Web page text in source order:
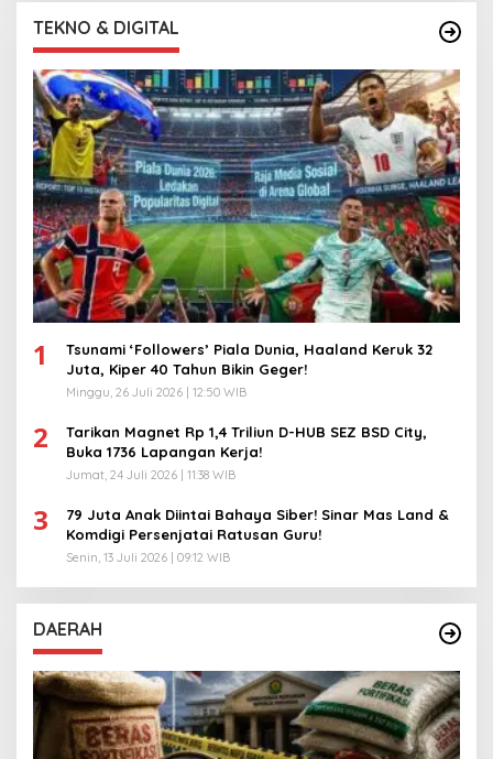
TEKNO & DIGITAL
1
Tsunami ‘Followers’ Piala Dunia, Haaland Keruk 32
Juta, Kiper 40 Tahun Bikin Geger!
Minggu, 26 Juli 2026 | 12:50 WIB
2
Tarikan Magnet Rp 1,4 Triliun D-HUB SEZ BSD City,
Buka 1736 Lapangan Kerja!
Jumat, 24 Juli 2026 | 11:38 WIB
3
79 Juta Anak Diintai Bahaya Siber! Sinar Mas Land &
Komdigi Persenjatai Ratusan Guru!
Senin, 13 Juli 2026 | 09:12 WIB
DAERAH